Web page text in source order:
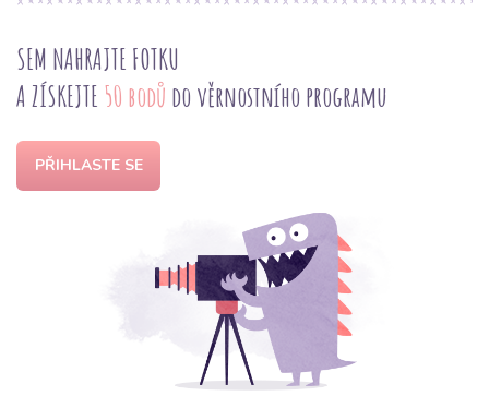
SEM NAHRAJTE FOTKU
A ZÍSKEJTE 50 bodů do věrnostního programu
PŘIHLASTE SE